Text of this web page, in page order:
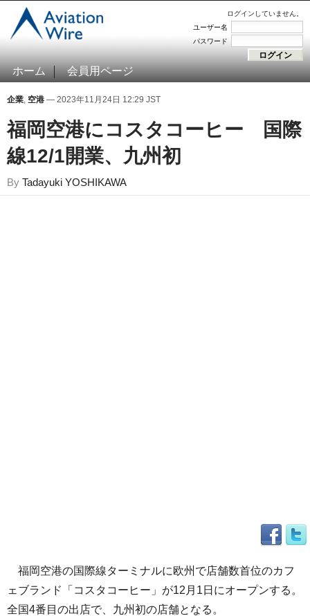
ログインしていません。
ユーザー名
パスワード
ホーム 会員用ページ
企業, 空港 — 2023年11月24日 12:29 JST
福岡空港にコスタコーヒー 国際
線12/1開業、九州初
By Tadayuki YOSHIKAWA
福岡空港の国際線ターミナルに欧州で店舗数首位のカフ
ェブランド「コスタコーヒー」が12月1日にオープンする。
全国4番目の出店で、九州初の店舗となる。